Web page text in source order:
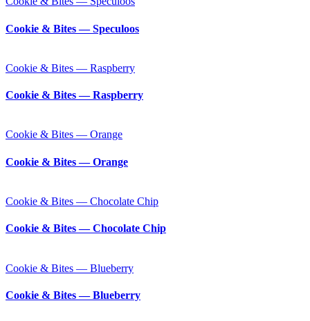
Cookie & Bites — Speculoos
Cookie & Bites — Raspberry
Cookie & Bites — Raspberry
Cookie & Bites — Orange
Cookie & Bites — Orange
Cookie & Bites — Chocolate Chip
Cookie & Bites — Chocolate Chip
Cookie & Bites — Blueberry
Cookie & Bites — Blueberry